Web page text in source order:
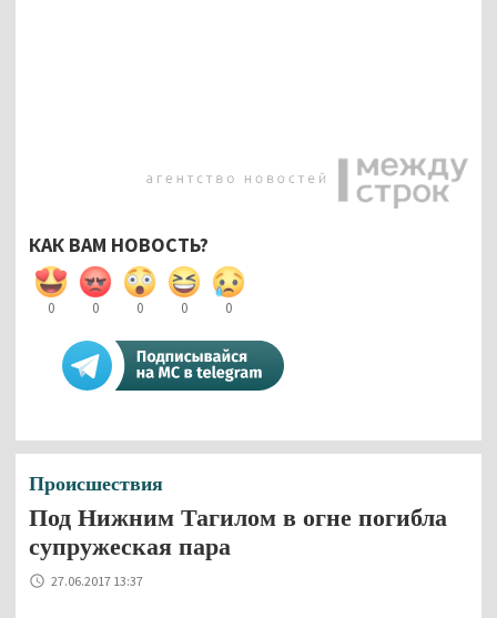
КАК ВАМ НОВОСТЬ?
0 0 0 0 0
Происшествия
Под Нижним Тагилом в огне погибла
супружеская пара
27.06.2017 13:37